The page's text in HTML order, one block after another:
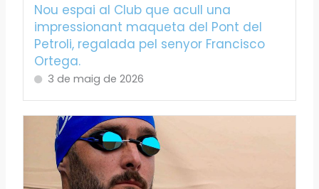
Nou espai al Club que acull una
impressionant maqueta del Pont del
Petroli, regalada pel senyor Francisco
Ortega.
3 de maig de 2026